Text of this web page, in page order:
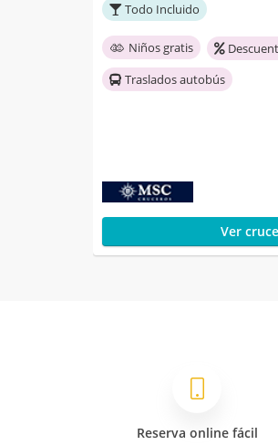
Todo Incluido
Niños gratis
Traslados autobús
Ver
Reserva online fácil